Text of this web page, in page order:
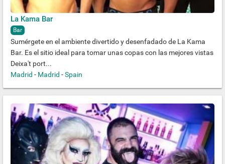
La Kama Bar
Bar
Sumérgete en el ambiente divertido y desenfadado de La Kama
Bar. Es el sitio ideal para tomar unas copas con las mejores vistas
Deixa't port...
Madrid - Madrid -Spain